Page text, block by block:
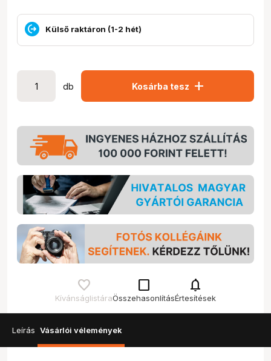
Külső raktáron (1-2 hét)
db Kosárba tesz add
Kívánságlistára
check_box_outline_blank
Összehasonlítás
notifications
Értesítések
Leírás Vásárlói vélemények